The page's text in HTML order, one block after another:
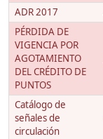
ADR 2017
PÉRDIDA DE
VIGENCIA POR
AGOTAMIENTO
DEL CRÉDITO DE
PUNTOS
Catálogo de
señales de
circulación